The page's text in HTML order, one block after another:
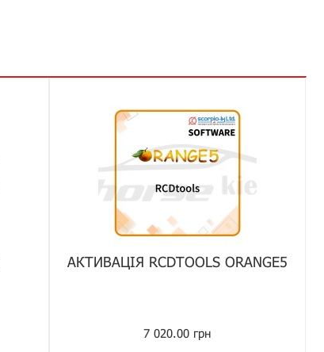
АКТИВАЦІЯ RCDTOOLS ORANGE5
7 020.00 грн